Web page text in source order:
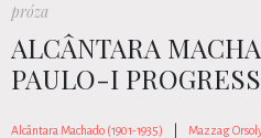
próza
ALCÂNTARA
PAULO-I
Alcântara Machado (1901-1935) Mazzag